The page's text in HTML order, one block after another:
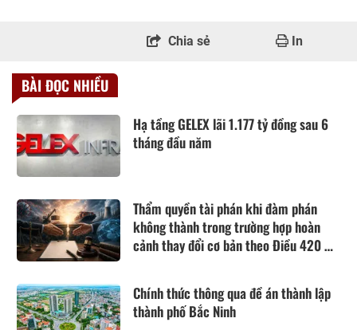
Chia sẻ In
BÀI ĐỌC NHIỀU
Hạ tầng GELEX lãi 1.177 tỷ đồng sau 6
tháng đầu năm
Thẩm quyền tài phán khi đàm phán
không thành trong trường hợp hoàn
cảnh thay đổi cơ bản theo Điều 420 Bộ
Chính thức thông qua đề án thành lập
thành phố Bắc Ninh